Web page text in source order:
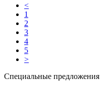
<
1
2
3
4
5
>
Специальные предложения